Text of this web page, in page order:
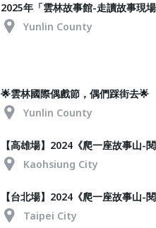
2025年「雲林故事館-走讀故事現
Yunlin County
🌟雲林國際偶戲節，偶們踩街去🌟
Yunlin County
【高雄場】2024《爬一座故事山-
Kaohsiung City
【台北場】2024《爬一座故事山-
Taipei City